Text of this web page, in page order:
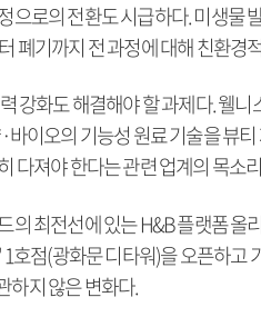
으로의 전환도 시급하다. 미생물
폐기까지 전 과정에 대해 친환경
강화도 해결해야 할 과제다. 웰
바이오의 기능성 원료 기술을 뷰
다져야 한다는 관련 업계의 목소
의 최전선에 있는 H&B 플랫폼
호점(광화문 디타워)을 오픈하고
하지 않은 변화다.